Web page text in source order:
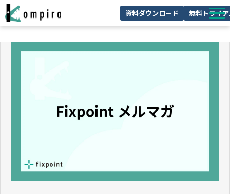
資料ダウンロード 無料トライ
技術情報